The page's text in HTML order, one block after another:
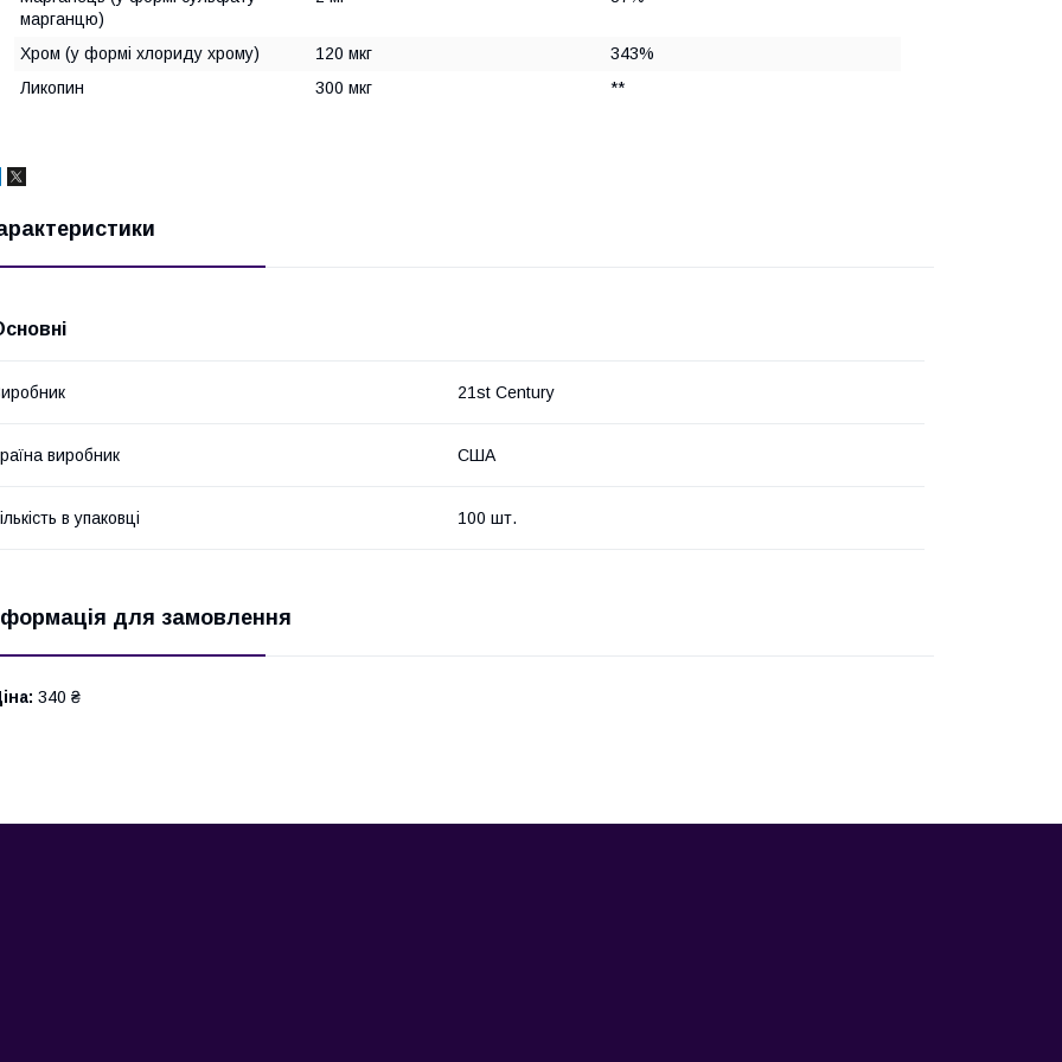
марганцю)
Хром (у формі хлориду хрому) 120 мкг
343%
Ликопин
300 мкг **
21st Century
виробник США
в упаковці 100 шт.
для замовлення
340 ₴